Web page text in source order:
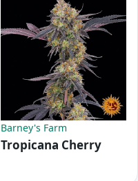
Barney's Farm
Tropicana Cherry